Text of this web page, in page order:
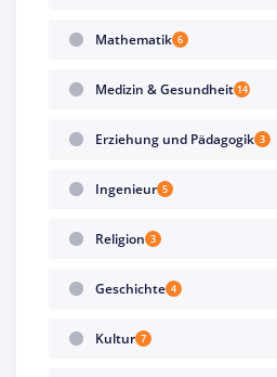
Mathematik 6
Medizin & Gesundheit 14
Erziehung und Pädagogik 3
Ingenieur 5
Religion 3
Geschichte 4
Kultur 7